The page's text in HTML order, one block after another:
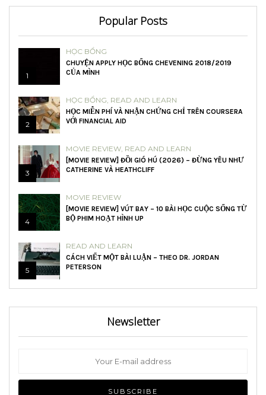
Popular Posts
1
HỌC BỔNG
CHUYỆN APPLY HỌC BỔNG CHEVENING 2018/2019
CỦA MÌNH
2
HỌC BỔNG READ AND LEARN
HỌC MIỄN PHÍ VÀ NHẬN CHỨNG CHỈ TRÊN COURSERA
VỚI FINANCIAL AID
3
MOVIE REVIEW READ AND LEARN
[MOVIE REVIEW] ĐỒI GIÓ HÚ (2026) – ĐỪNG YÊU NHƯ
CATHERINE VÀ HEATHCLIFF
4
MOVIE REVIEW
[MOVIE REVIEW] VÚT BAY – 10 BÀI HỌC CUỘC SỐNG TỪ
BỘ PHIM HOẠT HÌNH UP
5
READ AND LEARN
CÁCH VIẾT MỘT BÀI LUẬN – THEO DR. JORDAN
PETERSON
Newsletter